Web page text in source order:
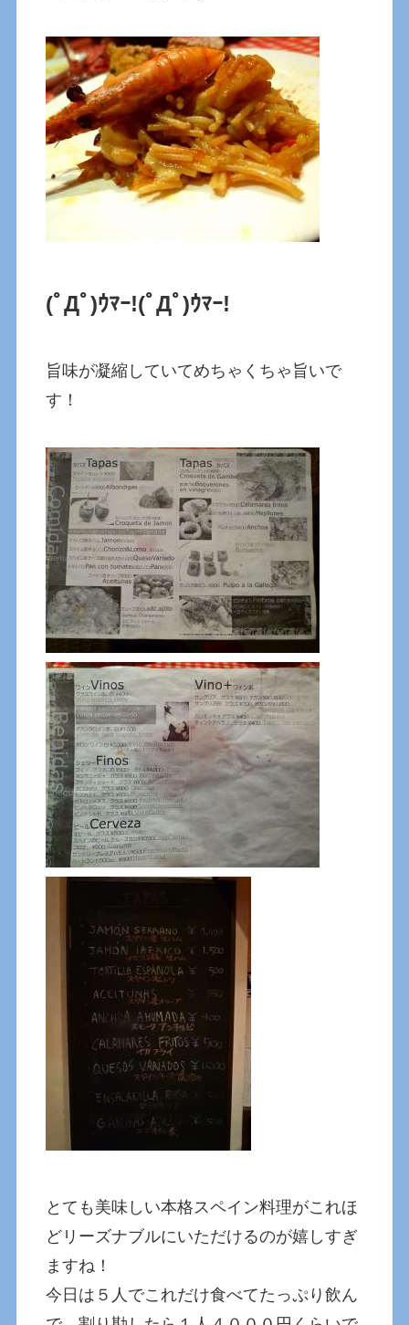
(ﾟДﾟ)ｳﾏｰ!(ﾟДﾟ)ｳﾏｰ!
旨味が凝縮していてめちゃくちゃ旨いで
す！
とても美味しい本格スペイン料理がこれほ
どリーズナブルにいただけるのが嬉しすぎ
ますね！
今日は５人でこれだけ食べてたっぷり飲ん